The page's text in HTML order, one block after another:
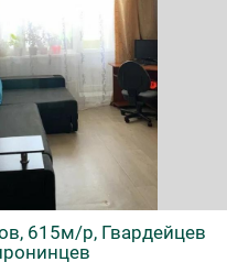
615м/р, Гвардейцев